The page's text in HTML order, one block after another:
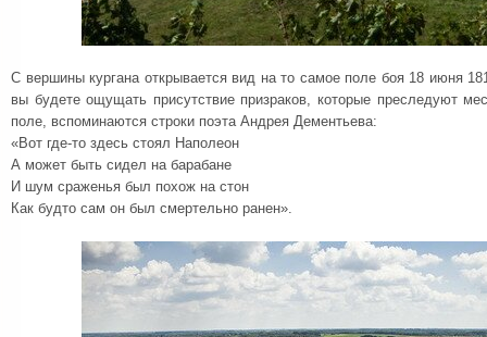
С вершины кургана открывается вид на то самое поле боя 18 июня
вы будете ощущать присутствие призраков, которые преследуют
поле, вспоминаются строки поэта Андрея Дементьева:
«Вот где-то здесь стоял Наполеон
А может быть сидел на барабане
И шум сраженья был похож на стон
Как будто сам он был смертельно ранен».